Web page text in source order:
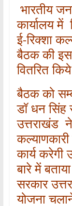
भारतीय
कार्यालय में
ई-रिक्शा
बैठक की
वितरित
बैठक को
डॉ धन सिंह
उत्तराखंड
कार्य
बारे में
सरकार
योजना